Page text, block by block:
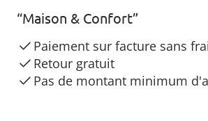
“Maison & Confort”
Paiement sur facture sans
Retour gratuit
Pas de montant minimum